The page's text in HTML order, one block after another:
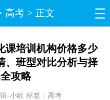
高考 > 正文
课培训机构价格多少
、班型对比分析与择
攻略
-小欧 标签：高考